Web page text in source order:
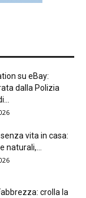
su eBay:
dalla Polizia
vita in casa:
naturali,...
crolla la